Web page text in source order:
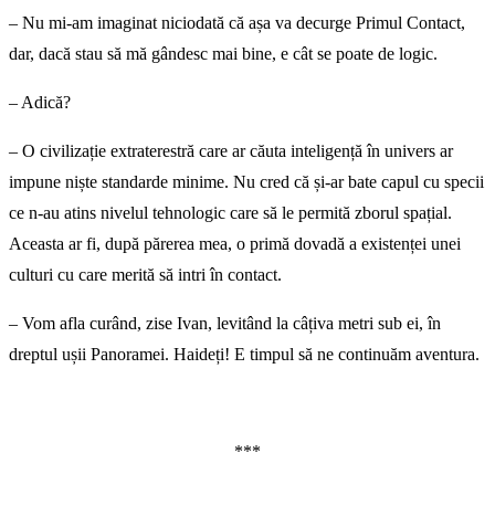
– Nu mi-am imaginat niciodată că așa va decurge Primul Contact,
dar, dacă stau să mă gândesc mai bine, e cât se poate de logic.
– Adică?
– O civilizație extraterestră care ar căuta inteligență în univers ar
impune niște standarde minime. Nu cred că și-ar bate capul cu specii
ce n-au atins nivelul tehnologic care să le permită zborul spațial.
Aceasta ar fi, după părerea mea, o primă dovadă a existenței unei
culturi cu care merită să intri în contact.
– Vom afla curând, zise Ivan, levitând la câțiva metri sub ei, în
dreptul ușii Panoramei. Haideți! E timpul să ne continuăm aventura.
***